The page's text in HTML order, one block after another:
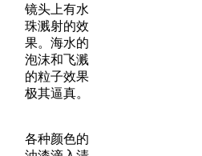
镜头上有水
珠溅射的效
果。海水的
泡沫和飞溅
的粒子效果
极其逼真。
各种颜色的